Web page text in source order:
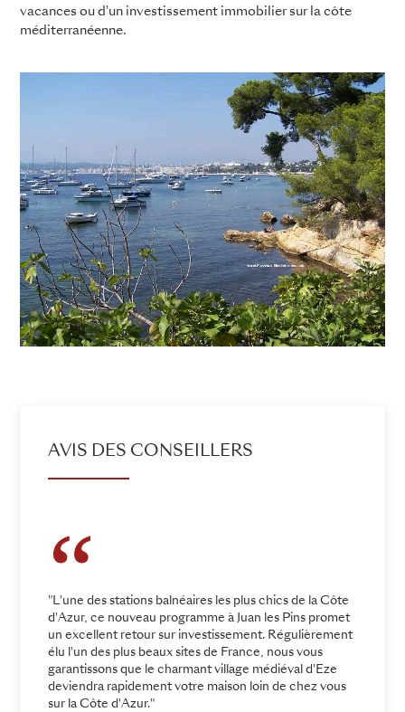
vacances ou d'un investissement immobilier sur la côte
méditerranéenne.
AVIS DES CONSEILLERS
"L'une des stations balnéaires les plus chics de la Côte
d'Azur, ce nouveau programme à Juan les Pins promet
un excellent retour sur investissement. Régulièrement
élu l'un des plus beaux sites de France, nous vous
garantissons que le charmant village médiéval d'Eze
deviendra rapidement votre maison loin de chez vous
sur la Côte d'Azur."